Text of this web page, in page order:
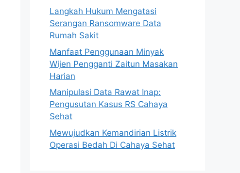
Langkah Hukum Mengatasi
Serangan Ransomware Data
Rumah Sakit
Manfaat Penggunaan Minyak
Wijen Pengganti Zaitun Masakan
Harian
Manipulasi Data Rawat Inap:
Pengusutan Kasus RS Cahaya
Sehat
Mewujudkan Kemandirian Listrik
Operasi Bedah Di Cahaya Sehat